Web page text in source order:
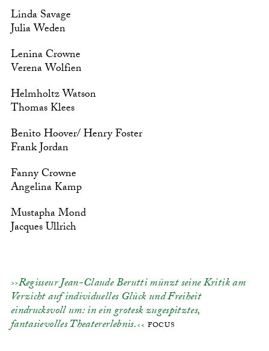
Linda Savage
Julia Weden
Lenina Crowne
Verena Wolfien
Helmholtz Watson
Thomas Klees
Benito Hoover/ Henry Foster
Frank Jordan
Fanny Crowne
Angelina Kamp
Mustapha Mond
Jacques Ullrich
Regisseur Jean-Claude Berutti münzt seine Kritik am
Verzicht auf individuelles Glück und Freiheit
eindrucksvoll um: in ein grotesk zugespitztes,
fantasievolles Theatererlebnis. FOCUS